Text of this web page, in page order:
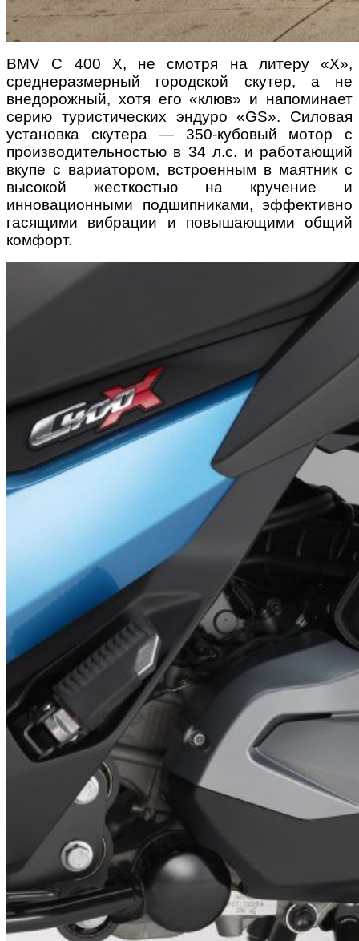
BMV C 400 X, не смотря на литеру «X»,
среднеразмерный городской скутер, а не
внедорожный, хотя его «клюв» и напоминает
серию туристических эндуро «GS». Силовая
установка скутера — 350-кубовый мотор с
производительностью в 34 л.с. и работающий
вкупе с вариатором, встроенным в маятник с
высокой жесткостью на кручение и
инновационными подшипниками, эффективно
гасящими вибрации и повышающими общий
комфорт.